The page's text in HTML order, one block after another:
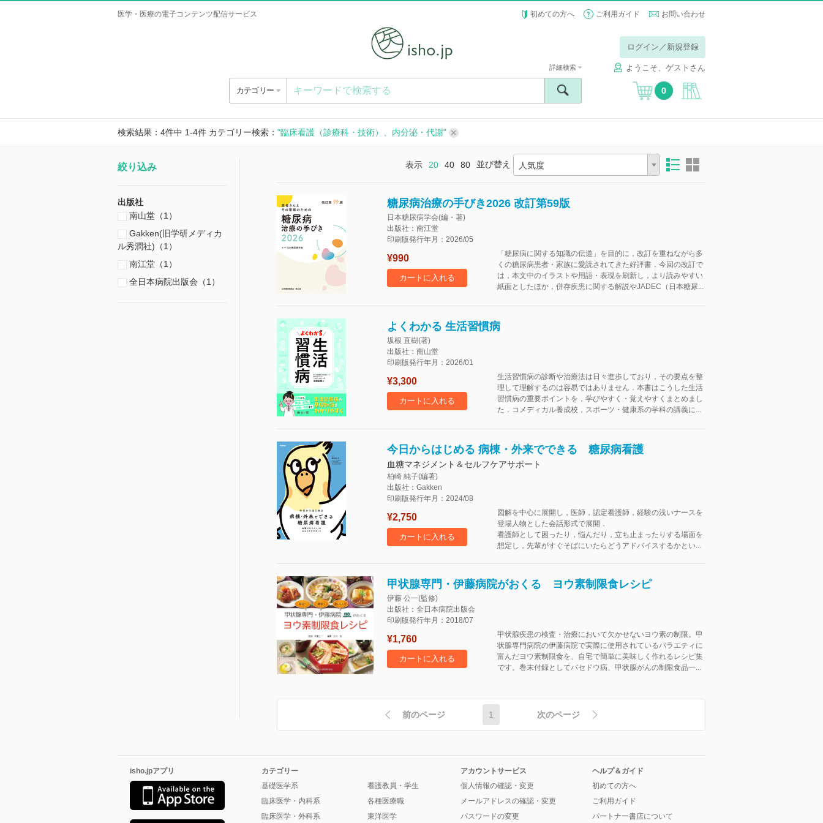
医学・医療の電子コンテンツ配信サービス 初めての方へ ご利用ガイド お問い合わせ
ログイン／新規登録
ようこそ、ゲストさん
カテゴリー
詳細検索
0
検索結果：4件中 1-4件 カテゴリー検索： "臨床看護（診療科・技術）、内分泌・代謝"
絞り込み
出版社
南山堂（1）
Gakken(旧学研メディカ
ル秀潤社)（1）
南江堂（1）
全日本病院出版会（1）
表示 20 40 80 並び替え 人気度
糖尿病治療の手びき2026 改訂第59版
日本糖尿病学会(編・著)
出版社：南江堂
印刷版発行年月：2026/05
¥990
カートに入れる
「糖尿病に関する知識の伝道」を目的に，改訂を重ねながら多
くの糖尿病患者・家族に愛読されてきた好評書．今回の改訂で
は，本文中のイラストや用語・表現を刷新し，より読みやすい
紙面としたほか，併存疾患に関する解説やJADEC（日本糖尿...
よくわかる 生活習慣病
坂根 直樹(著)
出版社：南山堂
印刷版発行年月：2026/01
¥3,300
カートに入れる
生活習慣病の診断や治療法は日々進歩しており，その要点を整
理して理解するのは容易ではありません．本書はこうした生活
習慣病の重要ポイントを，学びやすく・覚えやすくまとめまし
た．コメディカル養成校，スポーツ・健康系の学科の講義に...
今日からはじめる 病棟・外来でできる 糖尿病看護
血糖マネジメント＆セルフケアサポート
柏崎 純子(編著)
出版社：Gakken
印刷版発行年月：2024/08
¥2,750
カートに入れる
図解を中心に展開し，医師，認定看護師，経験の浅いナースを
登場人物とした会話形式で展開．
看護師として困ったり，悩んだり，立ち止まったりする場面を
想定し，先輩がすぐそばにいたらどうアドバイスするかとい...
甲状腺専門・伊藤病院がおくる ヨウ素制限食レシピ
伊藤 公一(監修)
出版社：全日本病院出版会
印刷版発行年月：2018/07
¥1,760
カートに入れる
甲状腺疾患の検査・治療において欠かせないヨウ素の制限。甲
状腺専門病院の伊藤病院で実際に使用されているバラエティに
富んだヨウ素制限食を、自宅で簡単に美味しく作れるレシピ集
です。巻末付録としてバセドウ病、甲状腺がんの制限食品一...
前のページ 1 次のページ
isho.jpアプリ
カテゴリー
基礎医学系
臨床医学・内科系
臨床医学・外科系
看護教員・学生
各種医療職
東洋医学
アカウントサービス
個人情報の確認・変更
メールアドレスの確認・変更
パスワードの変更
ヘルプ＆ガイド
初めての方へ
ご利用ガイド
パートナー書店について